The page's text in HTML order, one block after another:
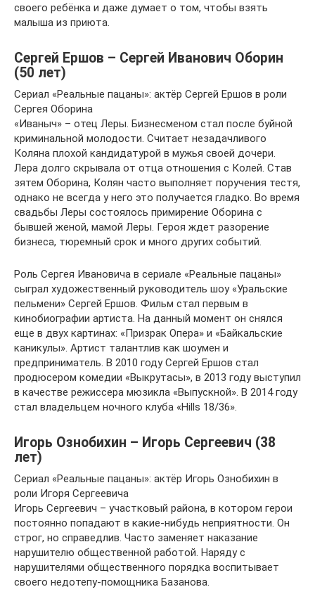
своего ребёнка и даже думает о том, чтобы взять
малыша из приюта.
Сергей Ершов – Сергей Иванович Оборин
(50 лет)
Сериал «Реальные пацаны»: актёр Сергей Ершов в роли
Сергея Оборина
«Иваныч» – отец Леры. Бизнесменом стал после буйной
криминальной молодости. Считает незадачливого
Коляна плохой кандидатурой в мужья своей дочери.
Лера долго скрывала от отца отношения с Колей. Став
зятем Оборина, Колян часто выполняет поручения тестя,
однако не всегда у него это получается гладко. Во время
свадьбы Леры состоялось примирение Оборина с
бывшей женой, мамой Леры. Героя ждет разорение
бизнеса, тюремный срок и много других событий.
Роль Сергея Ивановича в сериале «Реальные пацаны»
сыграл художественный руководитель шоу «Уральские
пельмени» Сергей Ершов. Фильм стал первым в
кинобиографии артиста. На данный момент он снялся
еще в двух картинах: «Призрак Опера» и «Байкальские
каникулы». Артист талантлив как шоумен и
предприниматель. В 2010 году Сергей Ершов стал
продюсером комедии «Выкрутасы», в 2013 году выступил
в качестве режиссера мюзикла «Выпускной». В 2014 году
стал владельцем ночного клуба «Hills 18/36».
Игорь Ознобихин – Игорь Сергеевич (38
лет)
Сериал «Реальные пацаны»: актёр Игорь Ознобихин в
роли Игоря Сергеевича
Игорь Сергеевич – участковый района, в котором герои
постоянно попадают в какие-нибудь неприятности. Он
строг, но справедлив. Часто заменяет наказание
нарушителю общественной работой. Наряду с
нарушителями общественного порядка воспитывает
своего недотепу-помощника Базанова.